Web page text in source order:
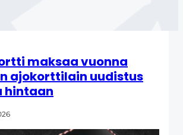
maksaa vuonna
ajokorttilain uudistus
hintaan